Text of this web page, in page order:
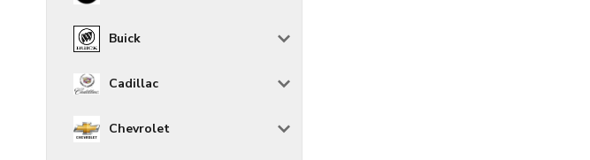
Buick
Cadillac
Chevrolet